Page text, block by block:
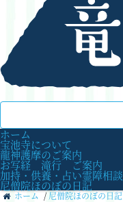
ホーム
宝池寺について
龍神護摩のご案内
お写経 滝行 ご案内
加持・供養・占い霊障相談
尼僧院ほのぼの日記
ホーム /尼僧院ほのぼの日記